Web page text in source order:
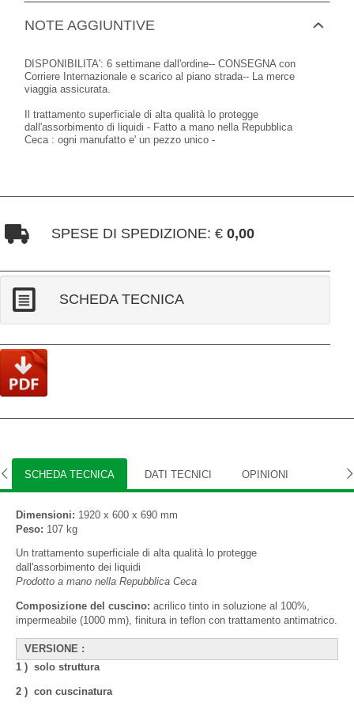
NOTE AGGIUNTIVE
DISPONIBILITA': 6 settimane dall'ordine-- CONSEGNA con
Corriere Internazionale e scarico al piano strada-- La merce
viaggia assicurata.
Il trattamento superficiale di alta qualità lo protegge
dall'assorbimento di liquidi - Fatto a mano nella Repubblica
Ceca : ogni manufatto e' un pezzo unico -
SPESE DI SPEDIZIONE: € 0,00
SCHEDA TECNICA
SCHEDA TECNICA DATI TECNICI OPINIONI
Dimensioni: 1920 x 600 x 690 mm
Peso: 107 kg
Un trattamento superficiale di alta qualità lo protegge
dall'assorbimento dei liquidi
Prodotto a mano nella Repubblica Ceca
Composizione del cuscino: acrilico tinto in soluzione al 100%,
impermeabile (1000 mm), finitura in teflon con trattamento antimatrico.
VERSIONE :
1 ) solo struttura
2 ) con cuscinatura